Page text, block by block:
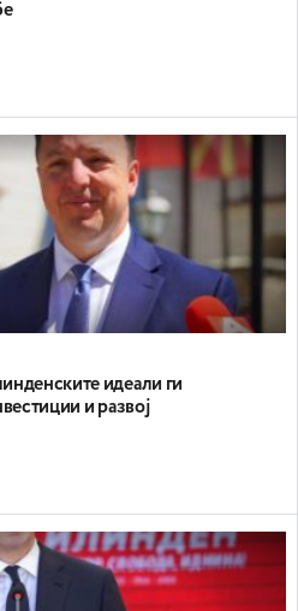
идеали ги
и развој